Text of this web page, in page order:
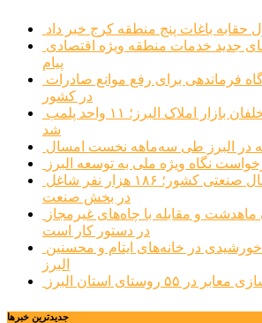
حقابه باغات پنج منطقه کرج خبر داد
پیام
در کشور
شد
نگاه ویژه ملی به توسعه البرز
در بخش صنعت
در دستور کار است
البرز
روستای استان البرز
جديدترين خبرها